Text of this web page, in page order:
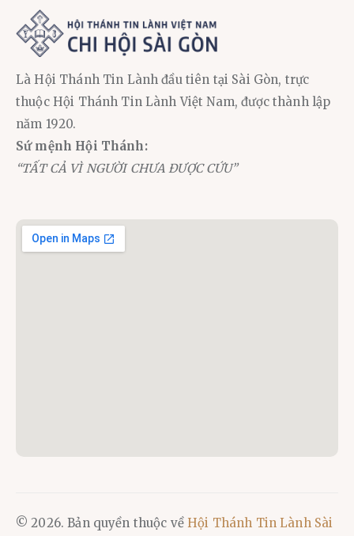
Là Hội Thánh Tin Lành đầu tiên tại Sài Gòn, trực
thuộc Hội Thánh Tin Lành Việt Nam, được thành lập
năm 1920.
Sứ mệnh Hội Thánh:
“TẤT CẢ VÌ NGƯỜI CHƯA ĐƯỢC CỨU”
© 2026. Bản quyền thuộc vềHội Thánh Tin Lành Sài